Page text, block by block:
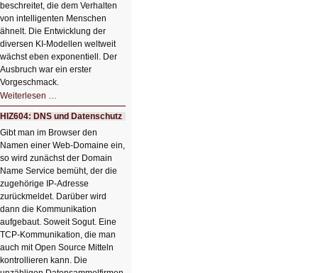
beschreitet, die dem Verhalten
von intelligenten Menschen
ähnelt. Die Entwicklung der
diversen KI-Modellen weltweit
wächst eben exponentiell. Der
Ausbruch war ein erster
Vorgeschmack.
Weiterlesen …
Der
Ausbruch
der
KI
HIZ604: DNS und Datenschutz
Gibt man im Browser den
Namen einer Web-Domaine ein,
so wird zunächst der Domain
Name Service bemüht, der die
zugehörige IP-Adresse
zurückmeldet. Darüber wird
dann die Kommunikation
aufgebaut. Soweit Sogut. Eine
TCP-Kommunikation, die man
auch mit Open Source Mitteln
kontrollieren kann. Die